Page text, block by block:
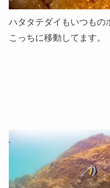
ハタタテダイもいつもの
こっちに移動してます。